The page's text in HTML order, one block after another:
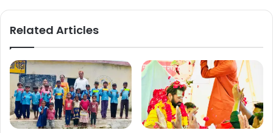
Related Articles